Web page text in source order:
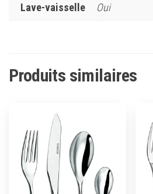
Lave-vaisselle Oui
Produits similaires